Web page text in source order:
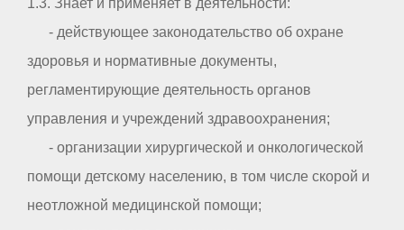
- действующее законодательство об охране
здоровья и нормативные документы,
регламентирующие деятельность органов
управления и учреждений здравоохранения;
- организации хирургической и онкологической
помощи детскому населению, в том числе скорой и
неотложной медицинской помощи;